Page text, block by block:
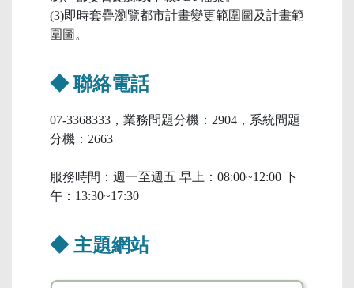
(3)即時套疊瀏覽都市計畫變更範圍圖及計畫範
圍圖。
◆ 聯絡電話
07-3368333，業務問題分機：2904，系統問題
分機：2663
服務時間：週一至週五 早上：08:00~12:00 下
午：13:30~17:30
◆ 主題網站